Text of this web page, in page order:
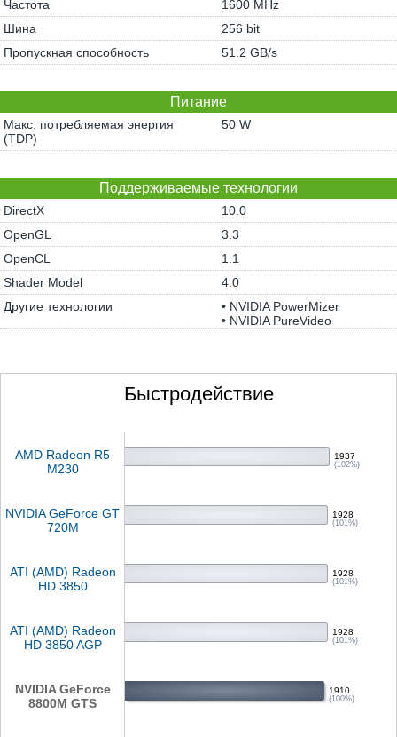
Частота
1600 MHz
Шина
256 bit
Пропускная способность
51.2 GB/s
Питание
Макс. потребляемая энергия
(TDP)
50 W
Поддерживаемые технологии
DirectX
10.0
OpenGL
3.3
OpenCL
1.1
Shader Model
4.0
Другие технологии
• NVIDIA PowerMizer
• NVIDIA PureVideo
Быстродействие
AMD Radeon R5
M230
1937
(102%)
NVIDIA GeForce GT
720M
1928
(101%)
ATI (AMD) Radeon
HD 3850
1928
(101%)
ATI (AMD) Radeon
HD 3850 AGP
1928
(101%)
NVIDIA GeForce
8800M GTS
1910
(100%)